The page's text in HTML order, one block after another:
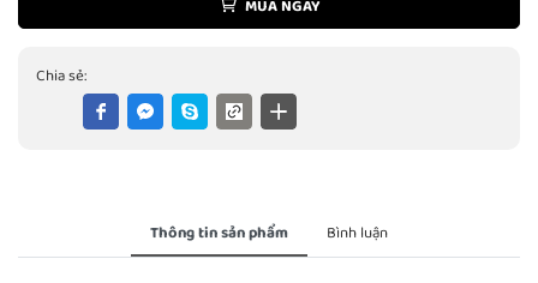
MUA NGAY
Chia sẻ:
Thông tin sản phẩm Bình luận